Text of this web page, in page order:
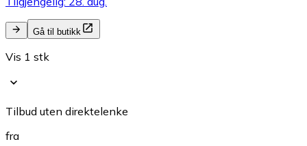
Gå til butikk
Vis 1 stk
Tilbud uten direktelenke
fra